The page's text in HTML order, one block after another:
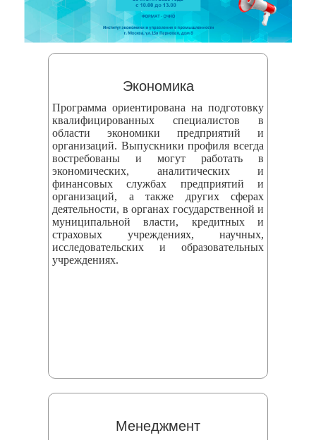
Экономика
Программа ориентирована на подготовку
квалифицированных специалистов в
области экономики предприятий и
организаций. Выпускники профиля всегда
востребованы и могут работать в
экономических, аналитических и
финансовых службах предприятий и
организаций, а также других сферах
деятельности, в органах государственной и
муниципальной власти, кредитных и
страховых учреждениях, научных,
исследовательских и образовательных
учреждениях.
Менеджмент